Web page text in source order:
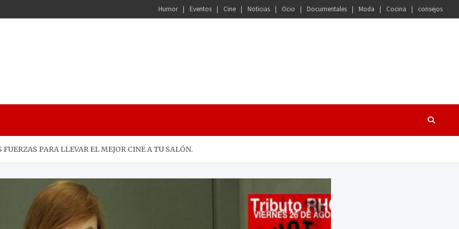
Humor Eventos Cine Noticias Ocio Documentales Moda Cocina consejos
PARA LLEVAR EL MEJOR CINE A TU SALÓN.